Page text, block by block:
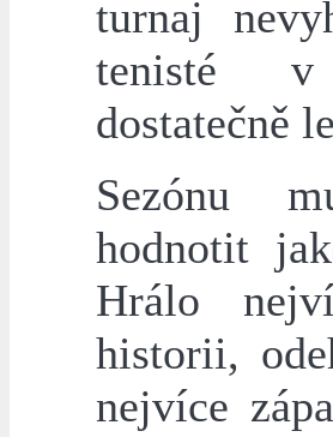
turnaj
tenisté v
dostatečně
Sezónu
hodnotit
Hrálo
historii,
nejvíce